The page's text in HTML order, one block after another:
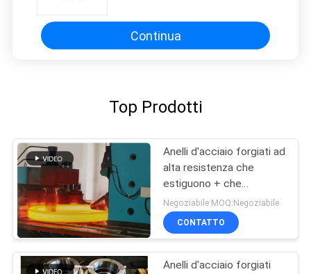
Continua
Top Prodotti
Anelli d'acciaio forgiati ad
alta resistenza che
estiguono + che
temperano trattamento
termico
Negoziabile MOQ:Negoziabile
CONTATTO
Anelli d'acciaio forgiati